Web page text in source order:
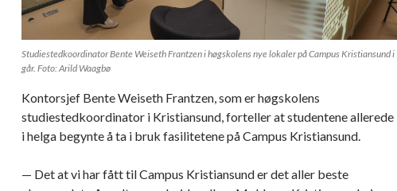
Studiestedkoordinator Bente Weiseth Frantzen i høgskolens nye lokaler på Campus Kristiansund i
går. Foto: Arild Waagbø
Kontorsjef Bente Weiseth Frantzen, som er høgskolens
studiestedkoordinator i Kristiansund, forteller at studentene allerede
i helga begynte å ta i bruk fasilitetene på Campus Kristiansund.
— Det at vi har fått til Campus Kristiansund er det aller beste